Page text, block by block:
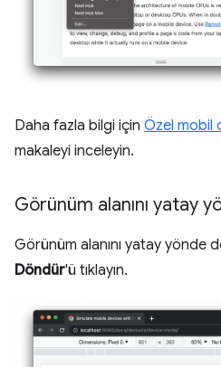
Daha fazla bilgi için Özel mobil
makaleyi inceleyin.
Görünüm alanını yatay
Görünüm alanını yatay yönde
Döndür'ü tıklayın.